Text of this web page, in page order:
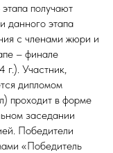
получают
данного этапа
с членами жюри и
– финале
г.). Участник,
дипломом
проходит в форме
заседании
Победители
«Победитель